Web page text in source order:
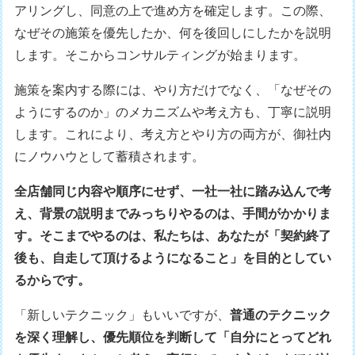
アリングし、同意の上で進め方を確定します。この際、
なぜその施策を優先したか、何を後回しにしたかを説明
します。そこからコンサルティングが始まります。
施策を案内する際には、やり方だけでなく、「なぜその
ようにするのか」のメカニズムや考え方も、丁寧に説明
します。これにより、考え方とやり方の両方が、御社内
にノウハウとして蓄積されます。
全店舗同じ内容や順序にせず、一社一社に踏み込んで考
え、背景の説明までみっちりやるのは、手間がかかりま
す。そこまでやるのは、私たちは、あなたが「契約終了
後も、自走して頂けるようになること」を目的としてい
るからです。
「新しいテクニック」もいいですが、普通のテクニック
を深く理解し、優先順位を判断して「自分にとってどれ